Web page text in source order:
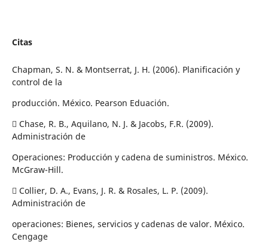
Citas
Chapman, S. N. & Montserrat, J. H. (2006). Planificación y
control de la
producción. México. Pearson Eduación.
 Chase, R. B., Aquilano, N. J. & Jacobs, F.R. (2009).
Administración de
Operaciones: Producción y cadena de suministros. México.
McGraw-Hill.
 Collier, D. A., Evans, J. R. & Rosales, L. P. (2009).
Administración de
operaciones: Bienes, servicios y cadenas de valor. México.
Cengage